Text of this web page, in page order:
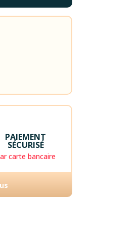
PAIEMENT
SÉCURISÉ
carte bancaire